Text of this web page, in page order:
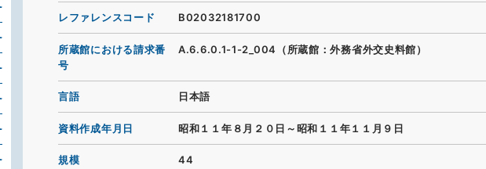
レファレンスコード B02032181700
所蔵館における請求番
号
A.6.6.0.1-1-2_004（所蔵館：外務省外交史料館）
言語 日本語
資料作成年月日 昭和１１年８月２０日～昭和１１年１１月９日
規模 44